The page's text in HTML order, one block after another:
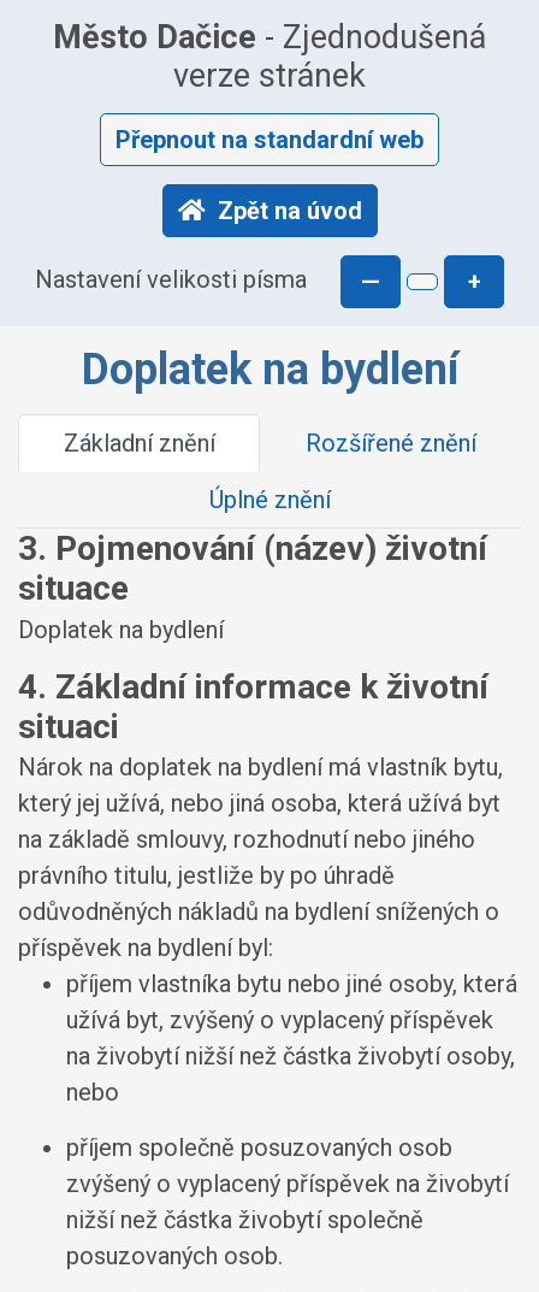
Město Dačice - Zjednodušená
verze stránek
Přepnout na standardní web
Zpět na úvod
Nastavení velikosti písma — +
Doplatek na bydlení
Základní znění
Rozšířené znění
Úplné znění
3. Pojmenování (název) životní
situace
Doplatek na bydlení
4. Základní informace k životní
situaci
Nárok na doplatek na bydlení má vlastník bytu,
který jej užívá, nebo jiná osoba, která užívá byt
na základě smlouvy, rozhodnutí nebo jiného
právního titulu, jestliže by po úhradě
odůvodněných nákladů na bydlení snížených o
příspěvek na bydlení byl:
příjem vlastníka bytu nebo jiné osoby, která
užívá byt, zvýšený o vyplacený příspěvek
na živobytí nižší než částka živobytí osoby,
nebo
příjem společně posuzovaných osob
zvýšený o vyplacený příspěvek na živobytí
nižší než částka živobytí společně
posuzovaných osob.